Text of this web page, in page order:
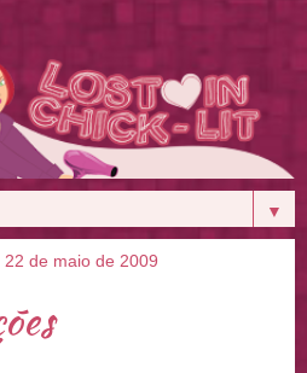
▼
de maio de 2009